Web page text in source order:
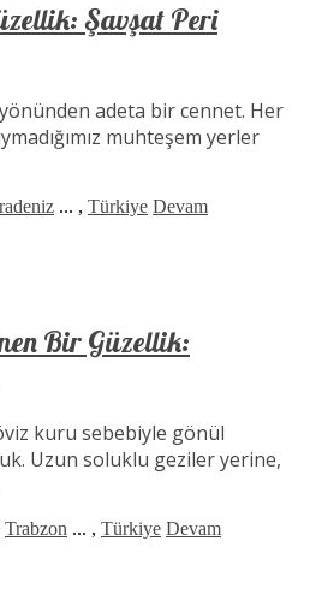
Şavşat Peri
adeta bir cennet. Her
muhteşem yerler
... , Türkiye Devam
Bir Güzellik:
kuru sebebiyle gönül
Uzun soluklu geziler yerine,
Trabzon ... , Türkiye Devam